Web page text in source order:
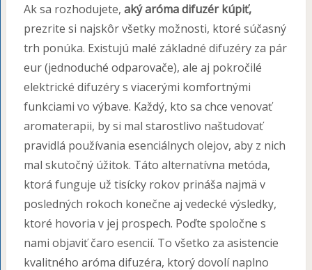
Ak sa rozhodujete, aký aróma difuzér kúpiť,
prezrite si najskôr všetky možnosti, ktoré súčasný
trh ponúka. Existujú malé základné difuzéry za pár
eur (jednoduché odparovače), ale aj pokročilé
elektrické difuzéry s viacerými komfortnými
funkciami vo výbave. Každý, kto sa chce venovať
aromaterapii, by si mal starostlivo naštudovať
pravidlá používania esenciálnych olejov, aby z nich
mal skutočný úžitok. Táto alternatívna metóda,
ktorá funguje už tisícky rokov prináša najmä v
posledných rokoch konečne aj vedecké výsledky,
ktoré hovoria v jej prospech. Poďte spoločne s
nami objaviť čaro esencií. To všetko za asistencie
kvalitného aróma difuzéra, ktorý dovolí naplno